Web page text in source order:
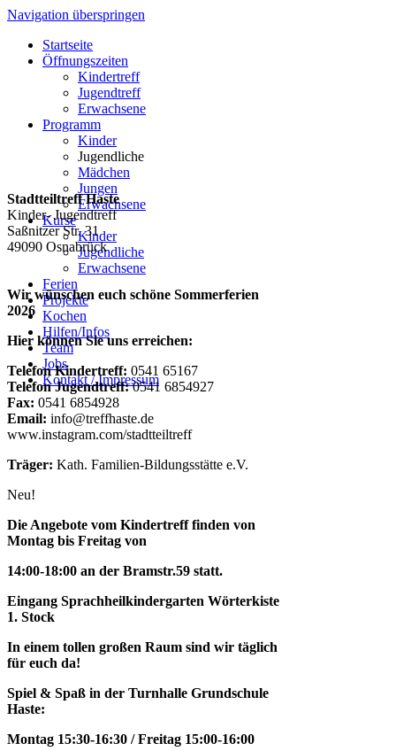
Navigation überspringen
Startseite
Öffnungszeiten
Kindertreff
Jugendtreff
Erwachsene
Programm
Kinder
Jugendliche
Mädchen
Jungen
Erwachsene
Kurse
Kinder
Jugendliche
Erwachsene
Ferien
Projekte
Kochen
Hilfen/Infos
Team
Jobs
Kontakt / Impressum
Stadtteiltreff Haste
Kinder- Jugendtreff
Saßnitzer Str. 31
49090 Osnabrück
Wir wünschen euch schöne Sommerferien
2026
Hier können Sie uns erreichen:
Telefon Kindertreff: 0541 65167
Telefon Jugendtreff:0541 6854927
Fax: 0541 6854928
Email: info@treffhaste.de
www.instagram.com/stadtteiltreff
Träger: Kath. Familien-Bildungsstätte e.V.
Neu!
Die Angebote vom Kindertreff finden von
Montag bis Freitag von
14:00-18:00 an der Bramstr.59 statt.
Eingang Sprachheilkindergarten Wörterkiste
1. Stock
In einem tollen großen Raum sind wir täglich
für euch da!
Spiel & Spaß in der Turnhalle Grundschule
Haste:
Montag 15:30-16:30 / Freitag 15:00-16:00